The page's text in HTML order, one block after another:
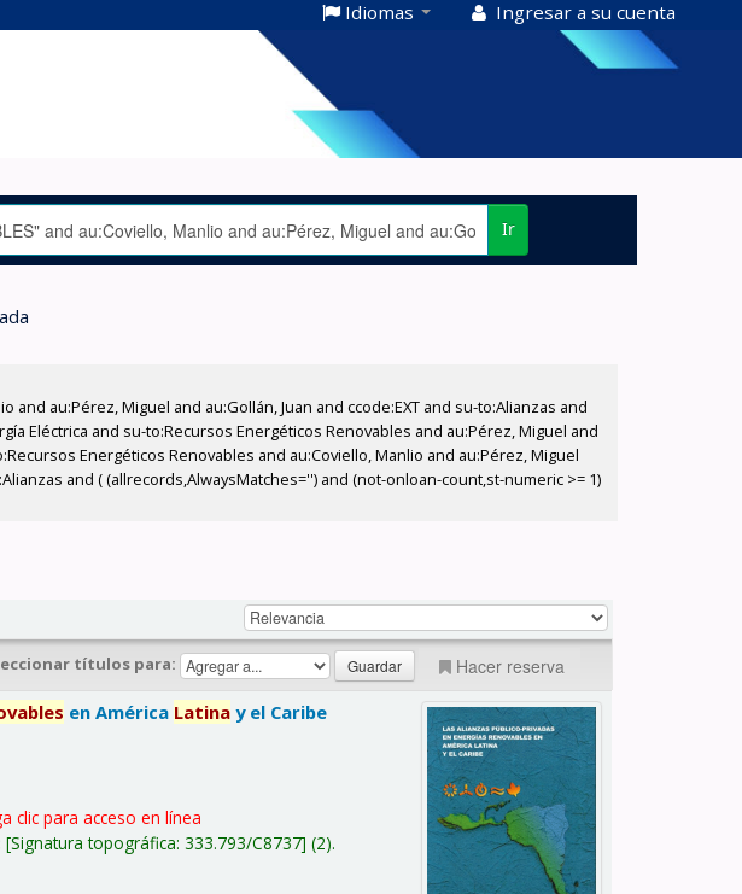
Idiomas Ingresar a su cuenta
Ir
and au:Pérez, Miguel and au:Gollán, Juan and ccode:EXT and su-to:Alianzas and
Eléctrica and su-to:Recursos Energéticos Renovables and au:Pérez, Miguel and
Energéticos Renovables and au:Coviello, Manlio and au:Pérez, Miguel
and ( (allrecords,AlwaysMatches='') and (not-onloan-count,st-numeric >= 1)
títulos para: Hacer reserva
en América Latina y el Caribe
clic para acceso en línea
Signatura topográfica:333.793/C8737 (2).